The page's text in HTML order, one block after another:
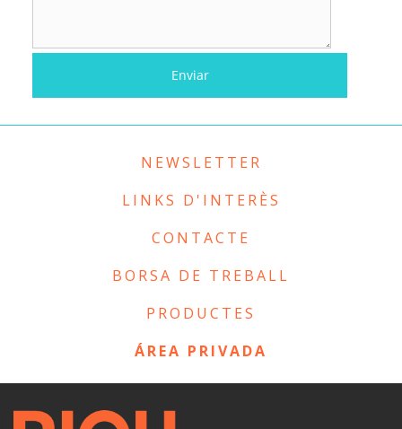
NEWSLETTER
LINKS D'INTERÈS
CONTACTE
BORSA DE TREBALL
PRODUCTES
ÁREA PRIVADA